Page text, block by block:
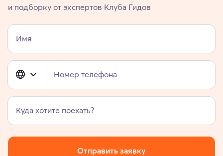
и подборку от экспертов Клуба Гидов
Имя
Номер телефона
Куда хотите поехать?
Отправить заявку